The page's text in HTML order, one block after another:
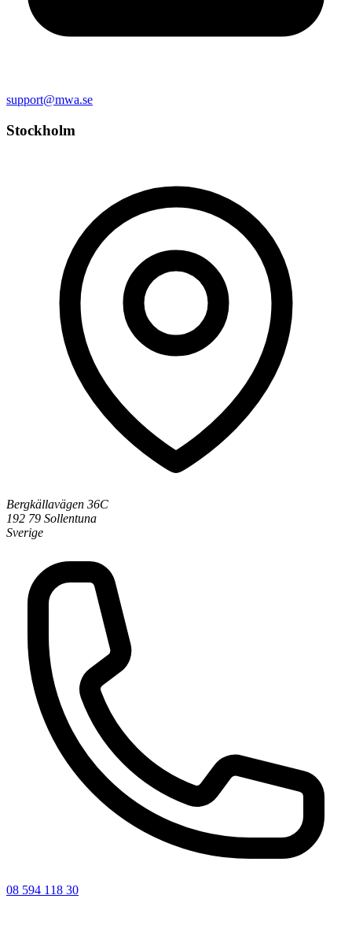
support@mwa.se
Stockholm
Bergkällavägen 36C
192 79 Sollentuna
Sverige
08 594 118 30